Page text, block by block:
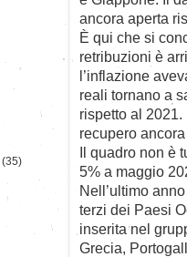
ancora aperta
È qui che si
retribuzioni è
l’inflazione
reali tornano a
rispetto al
recupero
Il quadro non è
5% a maggio
Nell’ultimo
terzi dei Paesi
inserita nel
Grecia,
(35)